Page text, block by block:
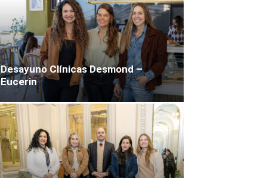
Desayuno Clínicas Desmond –
Eucerin